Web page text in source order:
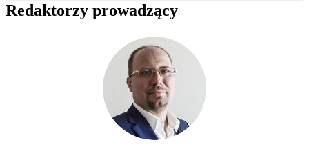
Redaktorzy prowadzący